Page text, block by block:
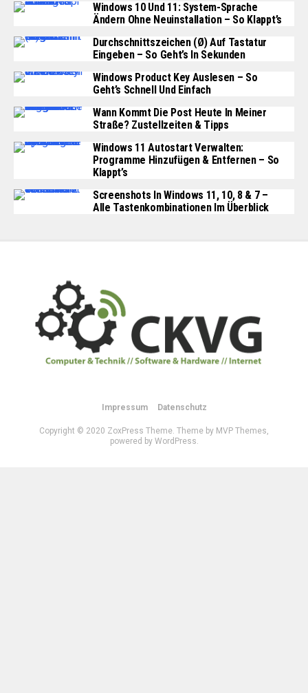
Windows 10 Und 11: System-Sprache
Ändern Ohne Neuinstallation – So Klappt’s
Durchschnittszeichen (Ø) Auf Tastatur
Eingeben – So Geht’s In Sekunden
Windows Product Key Auslesen – So
Geht’s Schnell Und Einfach
Wann Kommt Die Post Heute In Meiner
Straße? Zustellzeiten & Tipps
Windows 11 Autostart Verwalten:
Programme Hinzufügen & Entfernen – So
Klappt’s
Screenshots In Windows 11, 10, 8 & 7 –
Alle Tastenkombinationen Im Überblick
Impressum Datenschutz
Copyright © 2020 ZoxPress Theme. Theme by MVP Themes,
powered by WordPress.